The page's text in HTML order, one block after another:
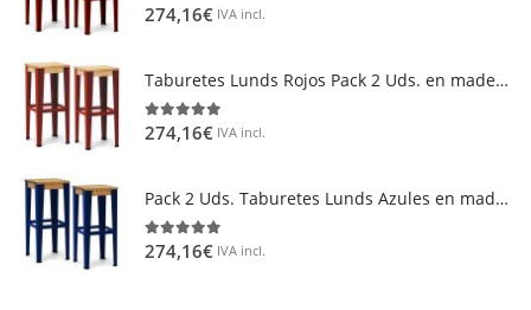
5.00 out of 5
274,16€ IVA incl.
Taburetes Lunds Rojos Pack 2 Uds. en madera maciza de pino acabado Natural Box Furniture
5.00 out of 5
274,16€ IVA incl.
Pack 2 Uds. Taburetes Lunds Azules en madera maciza de pino acabado vintage estilo industrial Box Furniture
5.00 out of 5
274,16€ IVA incl.
Atención al cliente
Condiciones de transporte
Devoluciones y reembolsos
Aviso Legal y política de privacidad
FAQ´s
Atención al Cliente